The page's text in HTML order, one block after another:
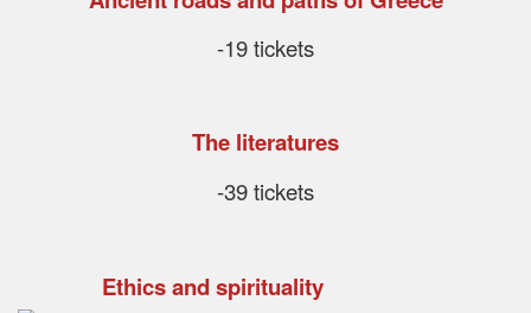
-19 tickets
The literatures
-39 tickets
Ethics and spirituality